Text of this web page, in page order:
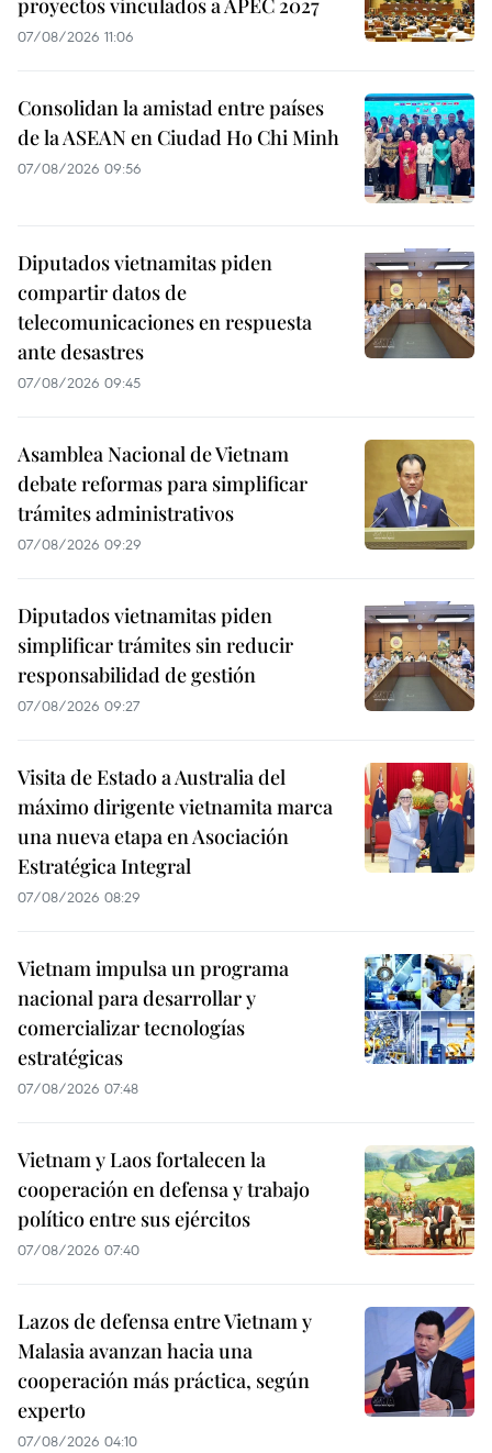
proyectos vinculados a APEC 2027
07/08/2026 11:06
Consolidan la amistad entre países
de la ASEAN en Ciudad Ho Chi Minh
07/08/2026 09:56
Diputados vietnamitas piden
compartir datos de
telecomunicaciones en respuesta
ante desastres
07/08/2026 09:45
Asamblea Nacional de Vietnam
debate reformas para simplificar
trámites administrativos
07/08/2026 09:29
Diputados vietnamitas piden
simplificar trámites sin reducir
responsabilidad de gestión
07/08/2026 09:27
Visita de Estado a Australia del
máximo dirigente vietnamita marca
una nueva etapa en Asociación
Estratégica Integral
07/08/2026 08:29
Vietnam impulsa un programa
nacional para desarrollar y
comercializar tecnologías
estratégicas
07/08/2026 07:48
Vietnam y Laos fortalecen la
cooperación en defensa y trabajo
político entre sus ejércitos
07/08/2026 07:40
Lazos de defensa entre Vietnam y
Malasia avanzan hacia una
cooperación más práctica, según
experto
07/08/2026 04:10